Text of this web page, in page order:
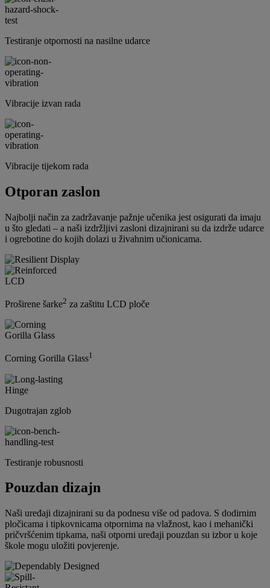
Testiranje otpornosti na nasilne udarce
Vibracije izvan rada
Vibracije tijekom rada
Otporan zaslon
Najbolji način za zadržavanje pažnje učenika jest osigurati da imaju
u što gledati – a naši izdržljivi zasloni dizajnirani su da izdrže udarce
i ogrebotine do kojih dolazi u živahnim učionicama.
Proširene šarke2 za zaštitu LCD ploče
Corning Gorilla Glass1
Dugotrajan zglob
Testiranje robusnosti
Pouzdan dizajn
Naši uređaji dizajnirani su da podnesu više od padova. S dodirnim
pločicama i tipkovnicama otpornima na vlažnost, kao i mehanički
pričvršćenim tipkama, naši otporni uređaji pouzdan su izbor u koje
škole mogu uložiti povjerenje.